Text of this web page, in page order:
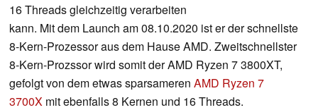
16 Threads gleichzeitig verarbeiten
kann. Mit dem Launch am 08.10.2020 ist er der schnellste
8-Kern-Prozessor aus dem Hause AMD. Zweitschnellster
8-Kern-Prozssor wird somit der AMD Ryzen 7 3800XT,
gefolgt von dem etwas sparsameren AMD Ryzen 7
3700X mit ebenfalls 8 Kernen und 16 Threads.